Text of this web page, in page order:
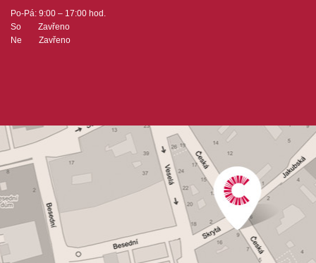
Po-Pá: 9:00 – 17:00 hod.
So Zavřeno
Ne Zavřeno